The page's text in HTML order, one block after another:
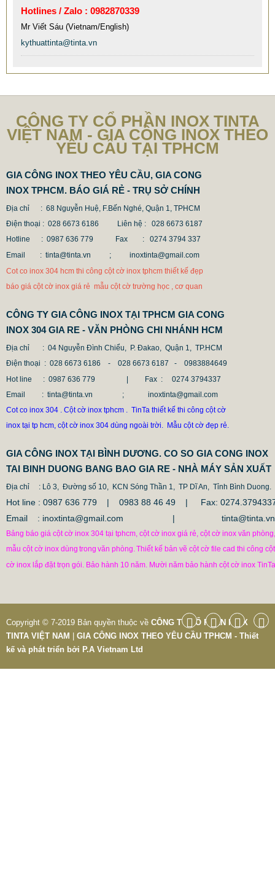
MẪU CỘT CỜ INOX ĐẸP GIÁ RẺ
2.896.700 VNĐ2.986.700 VNĐ
Mẫu: MAU COT CO INOX 304
Hotlines / Zalo : 0982870339
Mr Viết Sáu (Vietnam/English)
kythuattinta@tinta.vn
CÔNG TY CỔ PHẦN INOX TINTA
VIỆT NAM - GIA CÔNG INOX THEO
YÊU CẦU TẠI TPHCM
GIA CÔNG INOX THEO YÊU CẦU, GIA CONG
INOX TPHCM. BÁO GIÁ RẺ - TRỤ SỞ CHÍNH
Địa chỉ : 68 Nguyễn Huệ, F.Bến Nghé, Quận 1, TPHCM
Điện thoại : 028 6673 6186
Liên hệ : 028 6673 6187
Hotline : 0987 636 779 Fax
: 0274 3794 337
Email : tinta@tinta.vn ;
inoxtinta@gmail.com
Cot co inox 304 hcm thi công cột cờ inox tphcm thiết kế đẹp
báo giá cột cờ inox giá rẻ mẫu cột cờ trường học , cơ quan
CÔNG TY GIA CÔNG INOX TẠI TPHCM GIA CONG
INOX 304 GIA RE - VĂN PHÒNG CHI NHÁNH HCM
Địa chỉ
: 04 Nguyễn Đình Chiểu, P. Đakao, Quận 1, TP.HCM
Điện thoại : 028 6673 6186 - 028 6673 6187 -
0983884649
Hot line
: 0987 636 779 | Fax :
0274 3794337
Email
: tinta@tinta.vn ; inoxtinta@gmail.com
Cot co inox 304 . Cột cờ inox tphcm . TinTa thiết kế thi công cột cờ
inox tại tp hcm, cột cờ inox 304 dùng ngoài trời. Mẫu cột cờ đẹp rẻ.
GIA CÔNG INOX TẠI BÌNH DƯƠNG. CO SO GIA CONG INOX
TAI BINH DUONG BANG BAO GIA RE - NHÀ MÁY SẢN XUẤT
Địa chỉ : Lô 3, Đường số 10, KCN Sóng Thần 1, TP Dĩ An, Tỉnh Bình Duong.
Hot line : 0987 636 779 | 0983 88 46 49 |
Fax:
Email : inoxtinta@gmail.com | tinta@tinta.vn
Bảng báo giá cột cờ inox 304 tại tphcm, cột cờ inox giá rẻ, cột cờ inox văn phòng,
mẫu cột cờ inox dùng trong văn phòng.Thiết kế bản vẽ cột cờ file cad thi công cột
cờ inox lắp đặt trọn gói. Bảo hành 10 năm. Mười năm bảo hành cột cờ inox
Copyright © 7-2019 Bản quyền thuộc về CÔNG TY CỔ PHẦN INOX
TINTA VIỆT NAM
GIA CÔNG INOX THEO YÊU CẦU TPHCM - Thiết
kế và phát triển bởi P.A Vietnam Ltd